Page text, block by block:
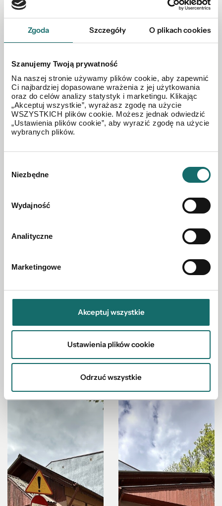
Zgoda Szczegóły O plikach cookies
Szanujemy Twoją prywatność
Na naszej stronie używamy plików cookie, aby zapewnić
Ci najbardziej dopasowane wrażenia z jej użytkowania
oraz do celów analizy statystyk i marketingu. Klikając
„Akceptuj wszystkie”, wyrażasz zgodę na użycie
WSZYSTKICH plików cookie. Możesz jednak odwiedzić
„Ustawienia plików cookie”, aby wyrazić zgodę na użycie
wybranych plików.
zgody
Niezbędne
Wydajność
Analityczne
Marketingowe
Akceptuj wszystkie
Ustawienia plików cookie
Odrzuć wszystkie
Zapytaj o tę ofertę
516 025 585